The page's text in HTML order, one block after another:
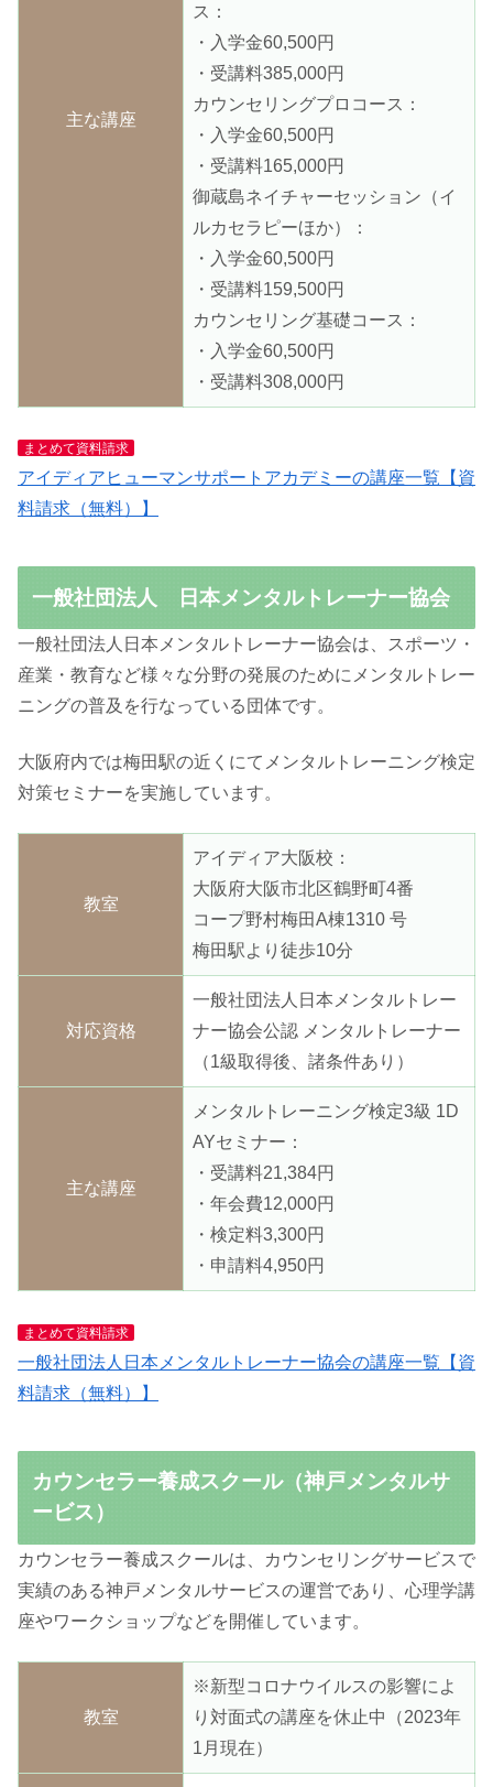
主な講座
ス：
・入学金60,500円
・受講料385,000円
カウンセリングプロコース：
・入学金60,500円
・受講料165,000円
御蔵島ネイチャーセッション（イ
ルカセラピーほか）：
・入学金60,500円
・受講料159,500円
カウンセリング基礎コース：
・入学金60,500円
・受講料308,000円
まとめて資料請求
アイディアヒューマンサポートアカデミーの講座一覧【資
料請求（無料）】
一般社団法人 日本メンタルトレーナー協会
一般社団法人日本メンタルトレーナー協会は、スポーツ・
産業・教育など様々な分野の発展のためにメンタルトレー
ニングの普及を行なっている団体です。
大阪府内では梅田駅の近くにてメンタルトレーニング検定
対策セミナーを実施しています。
教室
アイディア大阪校：
大阪府大阪市北区鶴野町4番
コープ野村梅田A棟1310 号
梅田駅より徒歩10分
対応資格
一般社団法人日本メンタルトレー
ナー協会公認 メンタルトレーナー
（1級取得後、諸条件あり）
主な講座
メンタルトレーニング検定3級 1D
AYセミナー：
・受講料21,384円
・年会費12,000円
・検定料3,300円
・申請料4,950円
まとめて資料請求
一般社団法人日本メンタルトレーナー協会の講座一覧【資
料請求（無料）】
カウンセラー養成スクール（神戸メンタルサ
ービス）
カウンセラー養成スクールは、カウンセリングサービスで
実績のある神戸メンタルサービスの運営であり、心理学講
座やワークショップなどを開催しています。
教室
※新型コロナウイルスの影響によ
り対面式の講座を休止中（2023年
1月現在）